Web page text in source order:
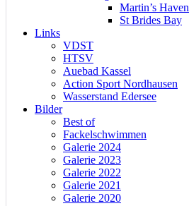
Martin’s Haven
St Brides Bay
Links
VDST
HTSV
Auebad Kassel
Action Sport Nordhausen
Wasserstand Edersee
Bilder
Best of
Fackelschwimmen
Galerie 2024
Galerie 2023
Galerie 2022
Galerie 2021
Galerie 2020